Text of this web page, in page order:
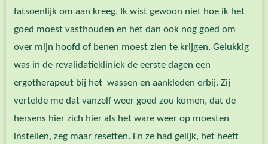
fatsoenlijk om aan kreeg. Ik wist gewoon niet hoe ik het
goed moest vasthouden en het dan ook nog goed om
over mijn hoofd of benen moest zien te krijgen. Gelukkig
was in de revalidatiekliniek de eerste dagen een
ergotherapeut bij het wassen en aankleden erbij. Zij
vertelde me dat vanzelf weer goed zou komen, dat de
hersens hier zich hier als het ware weer op moesten
instellen, zeg maar resetten. En ze had gelijk, het heeft